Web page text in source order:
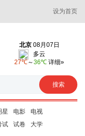
设为首页
星 电影
电视
试 试卷 大学